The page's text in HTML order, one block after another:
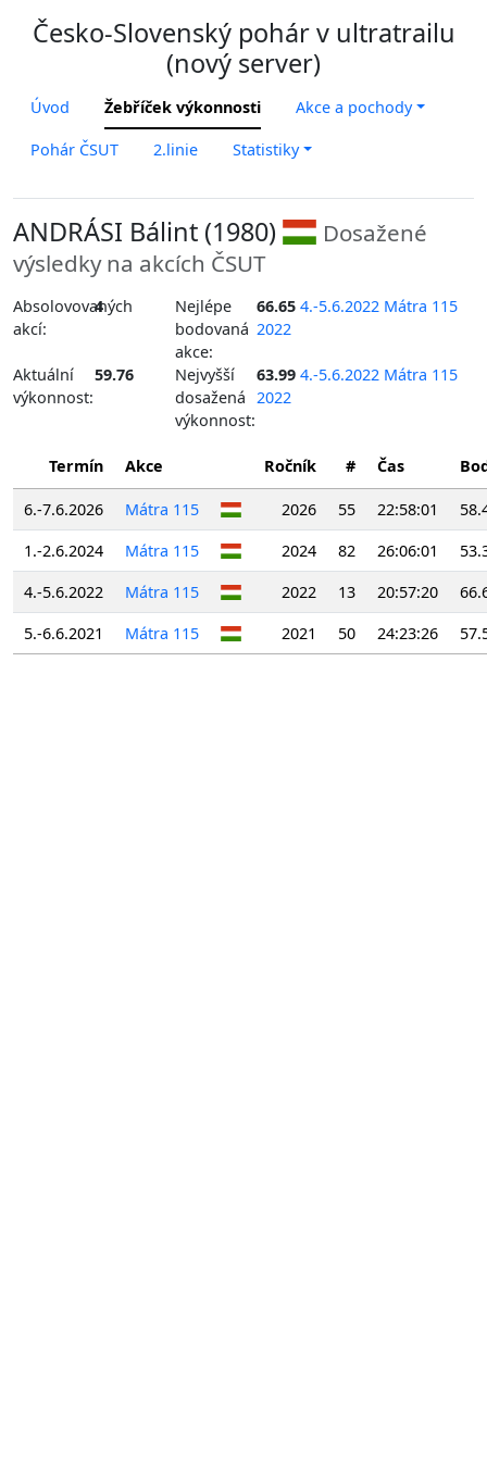
Česko-Slovenský pohár v ultratrailu
(nový server)
Úvod Žebříček výkonnosti Akce a pochody
Pohár ČSUT 2.linie Statistiky
ANDRÁSI Bálint (1980)
Dosažené
výsledky na akcích ČSUT
Absolovovaných
akcí:
4
Nejlépe
bodovaná
akce:
66.65 4.-5.6.2022 Mátra 115
2022
Aktuální
výkonnost:
59.76
Nejvyšší
dosažená
výkonnost:
63.99 4.-5.6.2022 Mátra 115
2022
Termín Akce Ročník # Čas
6.-7.6.2026 Mátra 115 2026 55 22:58:01
1.-2.6.2024
Mátra 115 2024 82 26:06:01
4.-5.6.2022
Mátra 115 2022 13 20:57:20
5.-6.6.2021
Mátra 115 2021 50 24:23:26